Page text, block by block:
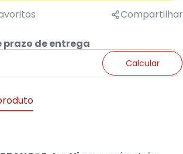
Compartilhar
prazo de entrega
Calcular